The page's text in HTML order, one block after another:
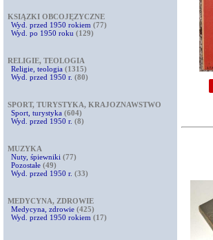
KSIĄZKI OBCOJĘZYCZNE
Wyd. przed 1950 rokiem (77)
Wyd. po 1950 roku (129)
RELIGIE, TEOLOGIA
Religie, teologia (1315)
Wyd. przed 1950 r. (80)
SPORT, TURYSTYKA, KRAJOZNAWSTWO
Sport, turystyka (604)
Wyd. przed 1950 r. (8)
MUZYKA
Nuty, śpiewniki (77)
Pozostałe (49)
Wyd. przed 1950 r. (33)
MEDYCYNA, ZDROWIE
Medycyna, zdrowie (425)
Wyd. przed 1950 rokiem (17)